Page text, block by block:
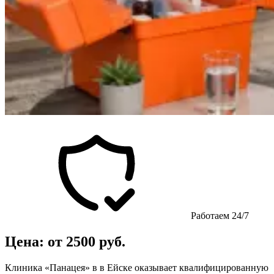
Работаем 24/7
Цена: от 2500 руб.
Клиника «Панацея» в в Ейске оказывает квалифицированную